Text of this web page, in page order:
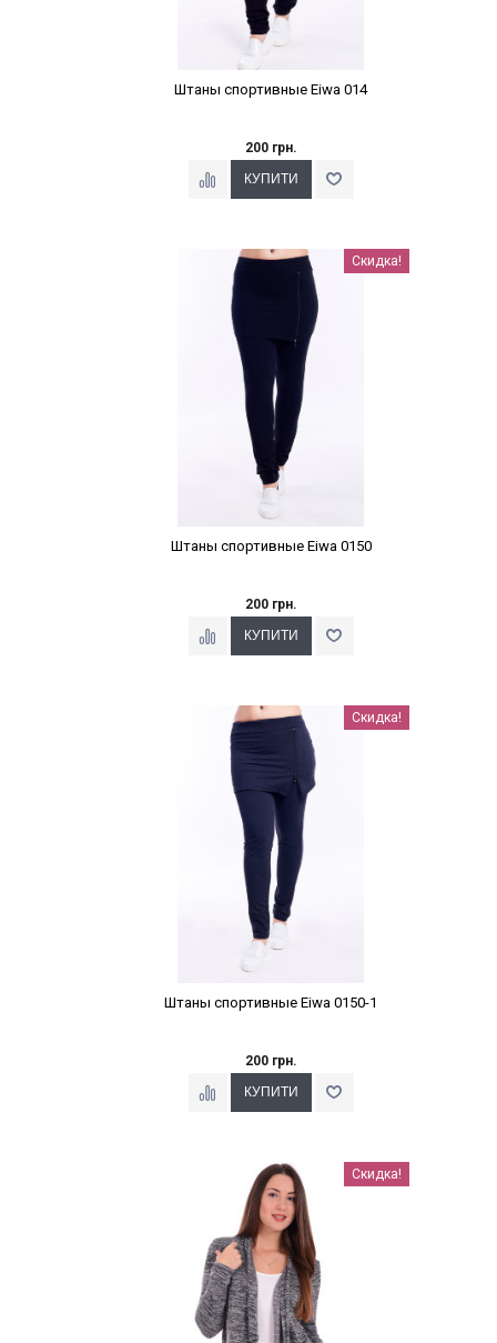
Штаны спортивные Eiwa 014
200 грн.
Наклейки Варіант з % Скидка!
Штаны спортивные Eiwa 0150
200 грн.
Наклейки Варіант з % Скидка!
Штаны спортивные Eiwa 0150-1
200 грн.
Наклейки Варіант з % Скидка!